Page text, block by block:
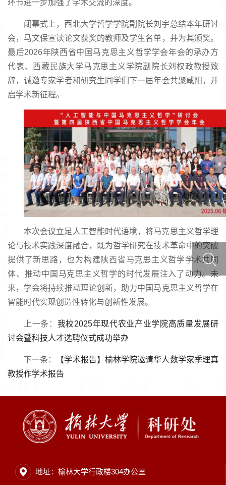
环节进一步加强了学术交流的深度。
闭幕式上，西北大学哲学学院副院长刘宇总结本年研讨
会，马文保宣读论文获奖的教师及学生名单，并为其颁奖。
最后2026年陕西省中国马克思主义哲学学会年会的承办方
代表、西藏民族大学马克思主义学院副院长刘权政教授致
辞，诚邀专家学者和研究生同学们下一届年会共聚咸阳，开
启学术新征程。
本次会议立足人工智能时代语境，将马克思主义哲学理
论与技术实践深度融合，既为哲学研究在技术革命中的突破
提供了新思路，也为构建陕西省马克思主义哲学学术共同
体、推动中国马克思主义哲学的时代发展注入了动力。未
来，学会将持续推动理论创新，助力中国马克思主义哲学在
智能时代实现创造性转化与创新性发展。
上一条： 我校2025年现代农业产业学院高质量发展研
讨会暨科技人才选聘仪式成功举办
下一条：
【学术报告】榆林学院邀请华人数学家季理真
教授作学术报告
地址：榆林大学行政楼304办公室